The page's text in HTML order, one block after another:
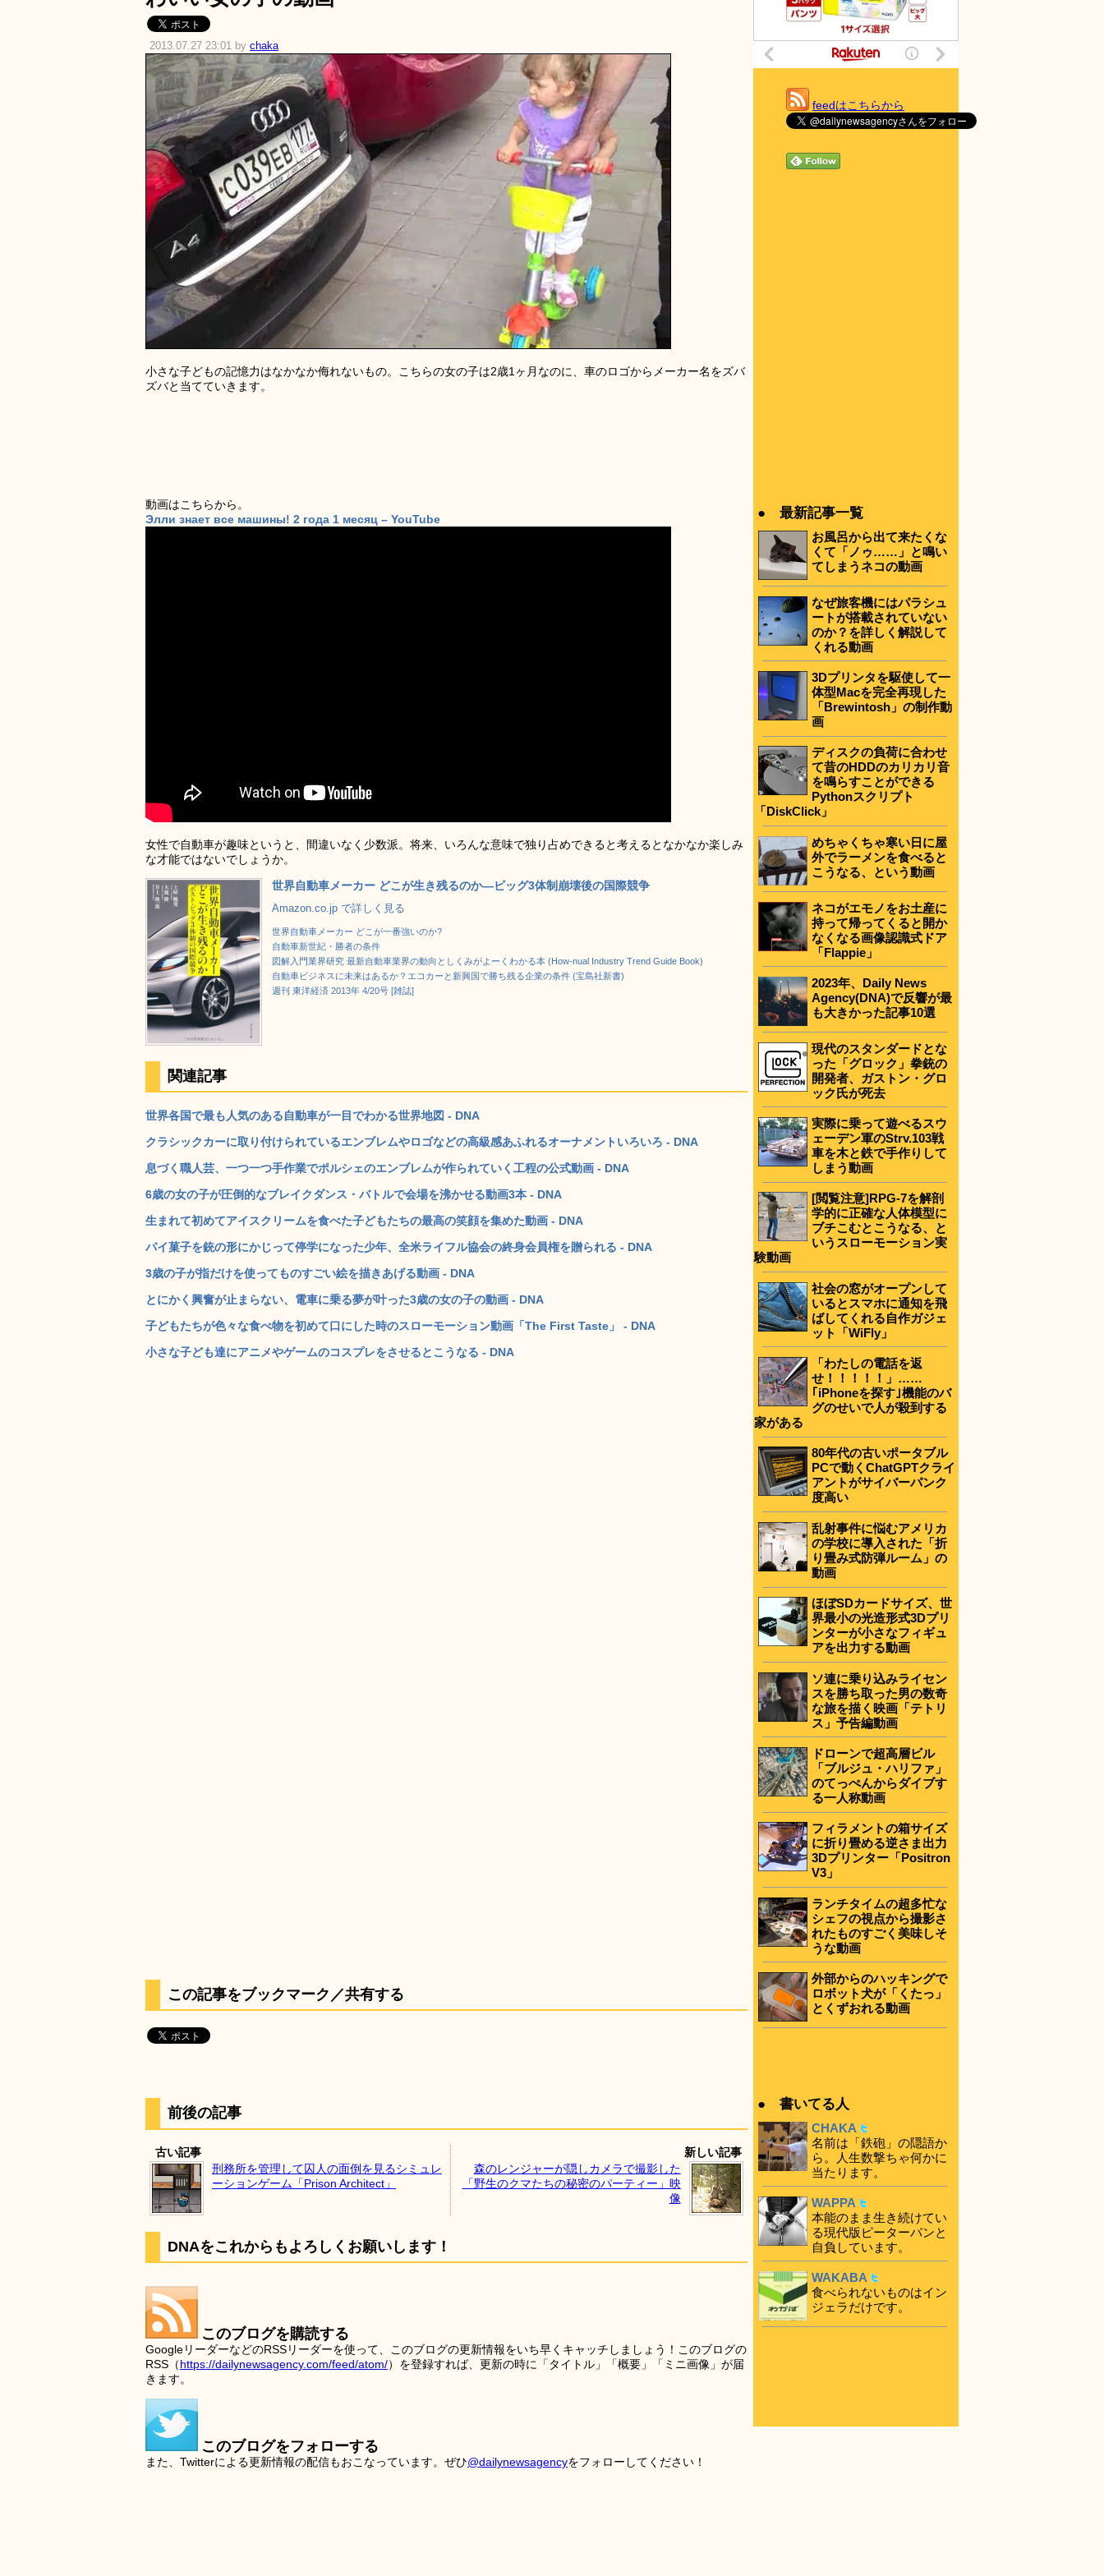
2013.07.27 23:01 by chaka
小さな子どもの記憶力はなかなか侮れないもの。こちらの女の子は2歳1ヶ月なのに、車のロゴからメーカー名をズバ
ズバと当てていきます。
動画はこちらから。
Элли знает все машины! 2 года 1 месяц – YouTube
女性で自動車が趣味というと、間違いなく少数派。将来、いろんな意味で独り占めできると考えるとなかなか楽しみ
な才能ではないでしょうか。
世界自動車メーカー どこが生き残るのか―ビッグ3体制崩壊後の国際競争
Amazon.co.jp で詳しく見る
世界自動車メーカー どこが一番強いのか?
自動車新世紀・勝者の条件
図解入門業界研究 最新自動車業界の動向としくみがよーくわかる本 (How‐nual Industry Trend Guide Book)
自動車ビジネスに未来はあるか？エコカーと新興国で勝ち残る企業の条件 (宝島社新書)
週刊 東洋経済 2013年 4/20号 [雑誌]
関連記事
世界各国で最も人気のある自動車が一目でわかる世界地図 - DNA
クラシックカーに取り付けられているエンブレムやロゴなどの高級感あふれるオーナメントいろいろ - DNA
息づく職人芸、一つ一つ手作業でポルシェのエンブレムが作られていく工程の公式動画 - DNA
6歳の女の子が圧倒的なブレイクダンス・バトルで会場を沸かせる動画3本 - DNA
生まれて初めてアイスクリームを食べた子どもたちの最高の笑顔を集めた動画 - DNA
パイ菓子を銃の形にかじって停学になった少年、全米ライフル協会の終身会員権を贈られる - DNA
3歳の子が指だけを使ってものすごい絵を描きあげる動画 - DNA
とにかく興奮が止まらない、電車に乗る夢が叶った3歳の女の子の動画 - DNA
子どもたちが色々な食べ物を初めて口にした時のスローモーション動画「The First Taste」 - DNA
小さな子ども達にアニメやゲームのコスプレをさせるとこうなる - DNA
この記事をブックマーク／共有する
前後の記事
古い記事
刑務所を管理して囚人の面倒を見るシミュレ
ーションゲーム「Prison Architect」
新しい記事
森のレンジャーが隠しカメラで撮影した
「野生のクマたちの秘密のパーティー」映
像
DNAをこれからもよろしくお願いします！
このブログを購読する
GoogleリーダーなどのRSSリーダーを使って、このブログの更新情報をいち早くキャッチしましょう！このブログの
RSS（https://dailynewsagency.com/feed/atom/）を登録すれば、更新の時に「タイトル」「概要」「ミニ画像」が届
きます。
このブログをフォローする
また、Twitterによる更新情報の配信もおこなっています。ぜひ@dailynewsagencyをフォローしてください！
feedはこちらから
● 最新記事一覧
お風呂から出て来たくな
くて「ノゥ……」と鳴い
てしまうネコの動画
なぜ旅客機にはパラシュ
ートが搭載されていない
のか？を詳しく解説して
くれる動画
3Dプリンタを駆使して一
体型Macを完全再現した
「Brewintosh」の制作動
画
ディスクの負荷に合わせ
て昔のHDDのカリカリ音
を鳴らすことができる
Pythonスクリプト
「DiskClick」
めちゃくちゃ寒い日に屋
外でラーメンを食べると
こうなる、という動画
ネコがエモノをお土産に
持って帰ってくると開か
なくなる画像認識式ドア
「Flappie」
2023年、Daily News
Agency(DNA)で反響が最
も大きかった記事10選
現代のスタンダードとな
った「グロック」拳銃の
開発者、ガストン・グロ
ック氏が死去
実際に乗って遊べるスウ
ェーデン軍のStrv.103戦
車を木と鉄で手作りして
しまう動画
[閲覧注意]RPG-7を解剖
学的に正確な人体模型に
ブチこむとこうなる、と
いうスローモーション実
験動画
社会の窓がオープンして
いるとスマホに通知を飛
ばしてくれる自作ガジェ
ット「WiFly」
「わたしの電話を返
せ！！！！！」……
｢iPhoneを探す｣機能のバ
グのせいで人が殺到する
家がある
80年代の古いポータブル
PCで動くChatGPTクライ
アントがサイバーパンク
度高い
乱射事件に悩むアメリカ
の学校に導入された「折
り畳み式防弾ルーム」の
動画
ほぼSDカードサイズ、世
界最小の光造形式3Dプリ
ンターが小さなフィギュ
アを出力する動画
ソ連に乗り込みライセン
スを勝ち取った男の数奇
な旅を描く映画「テトリ
ス」予告編動画
ドローンで超高層ビル
「ブルジュ・ハリファ」
のてっぺんからダイブす
る一人称動画
フィラメントの箱サイズ
に折り畳める逆さま出力
3Dプリンター「Positron
V3」
ランチタイムの超多忙な
シェフの視点から撮影さ
れたものすごく美味しそ
うな動画
外部からのハッキングで
ロボット犬が「くたっ」
とくずおれる動画
● 書いてる人
CHAKA
名前は「鉄砲」の隠語か
ら。人生数撃ちゃ何かに
当たります。
WAPPA
本能のまま生き続けてい
る現代版ピーターパンと
自負しています。
WAKABA
食べられないものはイン
ジェラだけです。